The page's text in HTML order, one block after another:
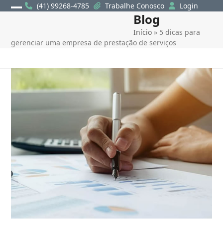
Skip
(41) 99268-4785 Trabalhe Conosco Login
menu
menu
Blog
Início » 5 dicas para
gerenciar uma empresa de prestação de serviços